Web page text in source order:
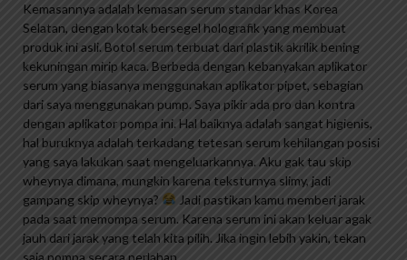
Kemasannya adalah kemasan serum standar khas Korea
Selatan, dengan kotak bersegel holografik yang membuat
produk ini asli. Botol serum terbuat dari plastik akrilik bening
kekuningan mirip kaca. Berbeda dengan kebanyakan aplikator
serum yang biasanya menggunakan aplikator pipet, sebagian
dari saya menggunakan pump. Saya pikir ada pro dan kontra
dengan aplikator pompa ini. Hal baiknya adalah sangat higienis,
hal buruknya adalah terkadang tetesan serum kehilangan posisi
yang saya lakukan saat mengeluarkannya. Aku gak tau skip
wheynya dimana, mungkin karena teksturnya slimy, jadi
gampang skip wheynya?
Jadi pastikan kamu memberi jarak
pada saat memompa serum. Karena serum ini akan keluar agak
jauh dari jarak yang telah kita pilih. Jika ingin lebih yakin, tekan
saja pompa secara perlahan.